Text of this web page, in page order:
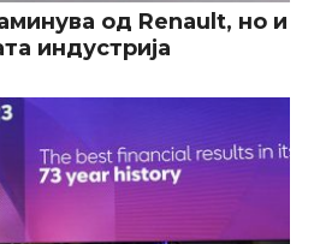
од Renault, но и
индустрија